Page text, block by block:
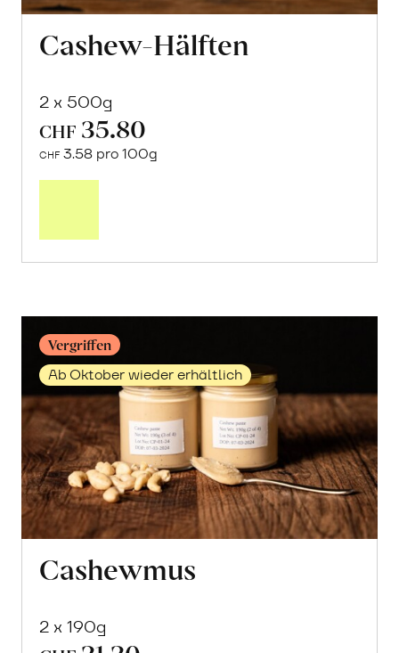
Cashew-Hälften
2 x 500g
CHF 35.80
CHF 3.58 pro 100g
erfahren
Vergriffen
Ab Oktober wieder erhältlich
Cashewmus
2 x 190g